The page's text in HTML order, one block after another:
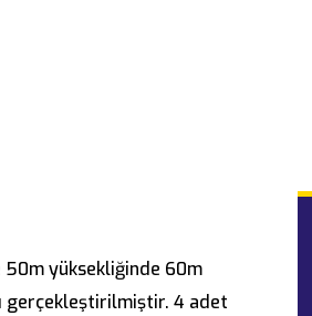
yüksekliğinde 60m
gerçekleştirilmiştir. 4 adet